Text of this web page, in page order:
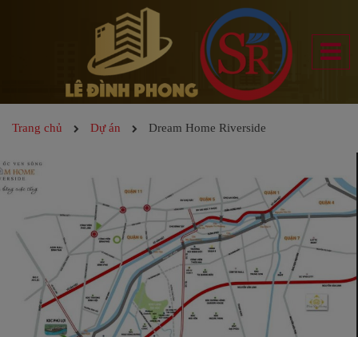
Trang chủ Dự án Dream Home Riverside